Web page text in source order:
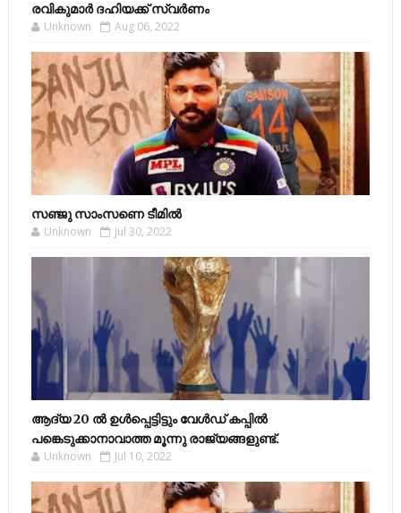
രവികുമാര്‍ ദഹിയക്ക് സ്വര്‍ണം
Unknown Aug 06, 2022
സഞ്ജു സാംസണെ ടീമില്‍
Unknown Jul 30, 2022
ആദ്യ 20 ല്‍ ഉള്‍പ്പെട്ടിട്ടും വേള്‍ഡ് കപ്പില്‍
പങ്കെടുക്കാനാവാത്ത മൂന്നു രാജ്യങ്ങളുണ്ട്.
Unknown Jul 10, 2022